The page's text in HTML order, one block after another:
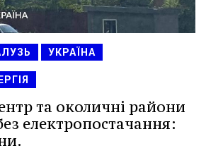
УКРАЇНА
та околичні райони
електропостачання: